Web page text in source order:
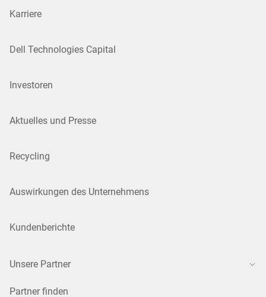
Karriere
Dell Technologies Capital
Investoren
Aktuelles und Presse
Recycling
Auswirkungen des Unternehmens
Kundenberichte
Unsere Partner
Partner finden